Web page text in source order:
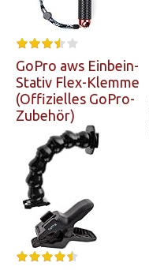
GoPro aws Einbein-
Stativ Flex-Klemme
(Offizielles GoPro-
Zubehör)